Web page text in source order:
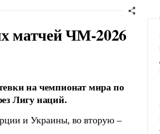
матчей ЧМ-2026
на чемпионат мира по
Лигу наций.
и Украины, во вторую –